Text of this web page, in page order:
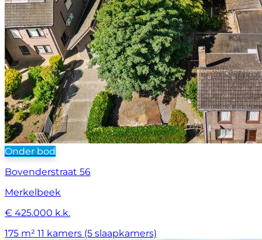
Onder bod
Bovenderstraat 56
Merkelbeek
€ 425.000 k.k.
175 m² 11 kamers (5 slaapkamers)